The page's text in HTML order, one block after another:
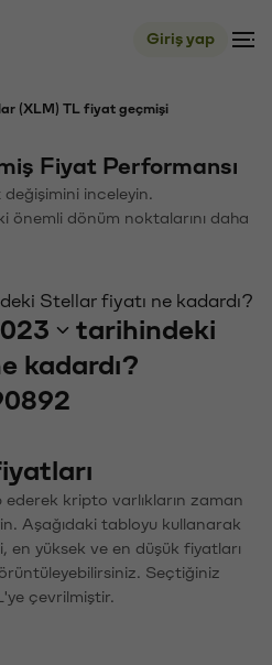
Giriş yap
(XLM) TL fiyat geçmişi
Fiyat Performansı
değişimini inceleyin.
önemli dönüm noktalarını daha
Stellar fiyatı ne kadardı?
tarihindeki
kadardı?
kripto varlıkların zaman
Aşağıdaki tabloyu kullanarak
en yüksek ve en düşük fiyatları
Seçtiğiniz
çevrilmiştir.